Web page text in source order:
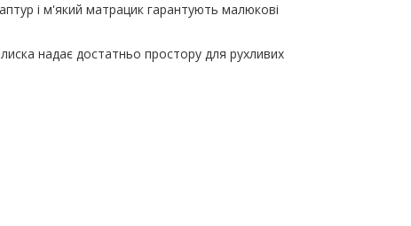
і м'який матрацик гарантують малюкові
надає достатньо простору для рухливих